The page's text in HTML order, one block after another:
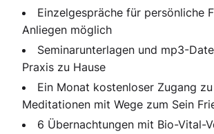
Einzelgespräche für persönliche
Anliegen möglich
Seminarunterlagen und mp3-
Praxis zu Hause
Ein Monat kostenloser Zugang
Meditationen mit Wege zum Sein
6 Übernachtungen mit Bio-Vital-